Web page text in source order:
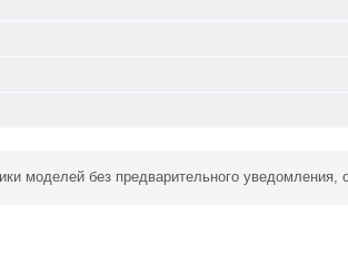
моделей без предварительного